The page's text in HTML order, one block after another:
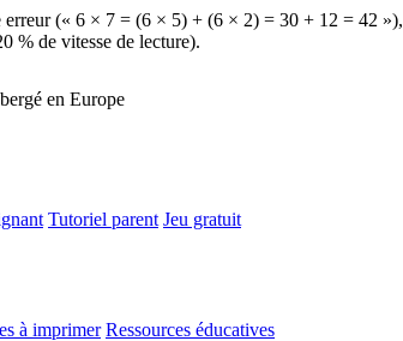
erreur (« 6 × 7 = (6 × 5) + (6 × 2) = 30 + 12 = 42 »),
% de vitesse de lecture).
en Europe
Tutoriel parent Jeu gratuit
à imprimer Ressources éducatives